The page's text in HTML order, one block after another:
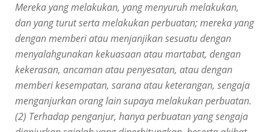
Mereka yang melakukan, yang menyuruh melakukan,
dan yang turut serta melakukan perbuatan; mereka yang
dengan memberi atau menjanjikan sesuatu dengan
menyalahgunakan kekuasaan atau martabat, dengan
kekerasan, ancaman atau penyesatan, atau dengan
memberi kesempatan, sarana atau keterangan, sengaja
menganjurkan orang lain supaya melakukan perbuatan.
(2) Terhadap penganjur, hanya perbuatan yang sengaja